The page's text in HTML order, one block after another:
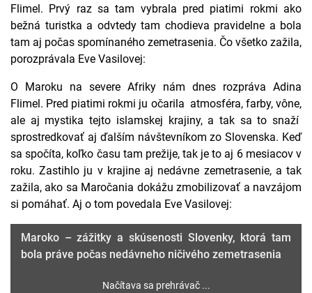
Flimel. Prvý raz sa tam vybrala pred piatimi rokmi ako
bežná turistka a odvtedy tam chodieva pravidelne a bola
tam aj počas spomínaného zemetrasenia. Čo všetko zažila,
porozprávala Eve Vasilovej:
O Maroku na severe Afriky nám dnes rozpráva Adina
Flimel. Pred piatimi rokmi ju očarila atmosféra, farby, vône,
ale aj mystika tejto islamskej krajiny, a tak sa to snaží
sprostredkovať aj ďalším návštevníkom zo Slovenska. Keď
sa spočíta, koľko času tam prežije, tak je to aj 6 mesiacov v
roku. Zastihlo ju v krajine aj nedávne zemetrasenie, a tak
zažila, ako sa Maročania dokážu zmobilizovať a navzájom
si pomáhať. Aj o tom povedala Eve Vasilovej:
Maroko – zážitky a skúsenosti Slovenky, ktorá tam
bola práve počas nedávneho ničivého zemetrasenia